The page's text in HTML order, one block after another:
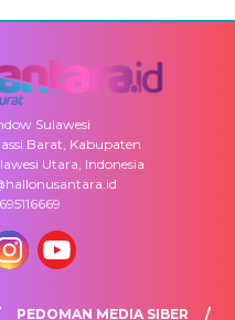
Sulawesi
Barat, Kabupaten
Utara, Indonesia
PEDOMAN MEDIA SIBER